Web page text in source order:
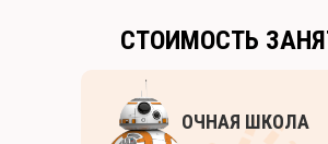
ОЧНАЯ ШКОЛА
СТОИМОСТЬ